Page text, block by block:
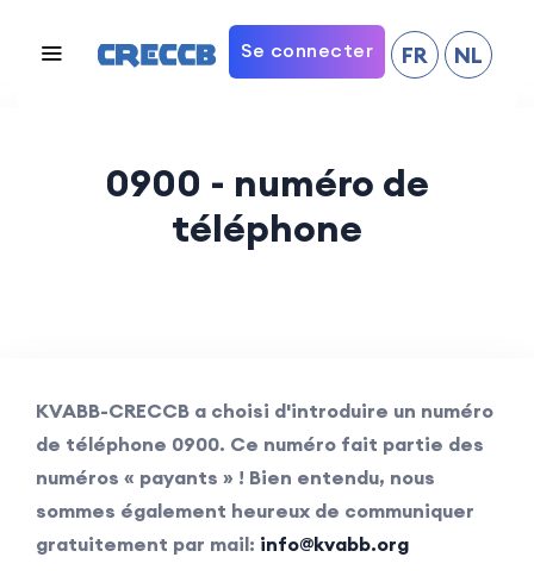
Se connecter FR NL
0900 - numéro de
téléphone
KVABB-CRECCB a choisi d'introduire un numéro
de téléphone 0900. Ce numéro fait partie des
numéros « payants » ! Bien entendu, nous
sommes également heureux de communiquer
gratuitement par mail: info@kvabb.org